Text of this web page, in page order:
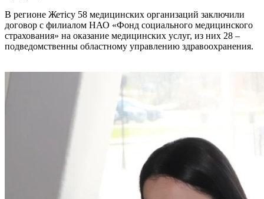
В регионе Жетісу 58 медицинских организаций заключили
договор с филиалом НАО «Фонд социального медицинского
страхования» на оказание медицинских услуг, из них 28 –
подведомственны областному управлению здравоохранения.